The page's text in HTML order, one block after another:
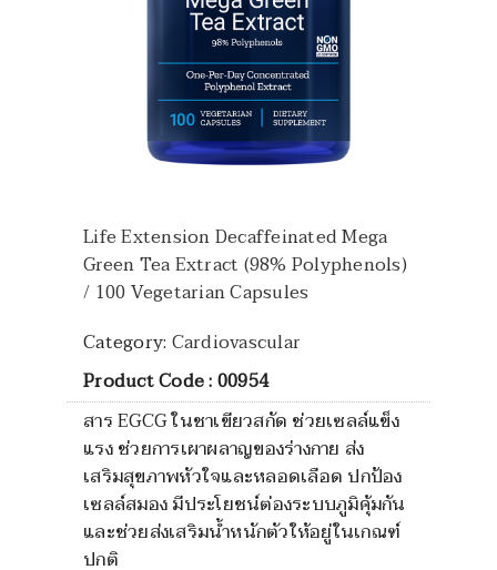
Life Extension Decaffeinated Mega
Green Tea Extract (98% Polyphenols)
/ 100 Vegetarian Capsules
Category: Cardiovascular
Product Code : 00954
สาร EGCG ในชาเขียวสกัด ช่วยเซลล์แข็ง
แรง ช่วยการเผาผลาญของร่างกาย ส่ง
เสริมสุขภาพหัวใจและหลอดเลือด ปกป้อง
เซลล์สมอง มีประโยชน์ต่องระบบภูมิคุ้มกัน
และช่วยส่งเสริมน้ำหนักตัวให้อยู่ในเกณฑ์
ปกติ